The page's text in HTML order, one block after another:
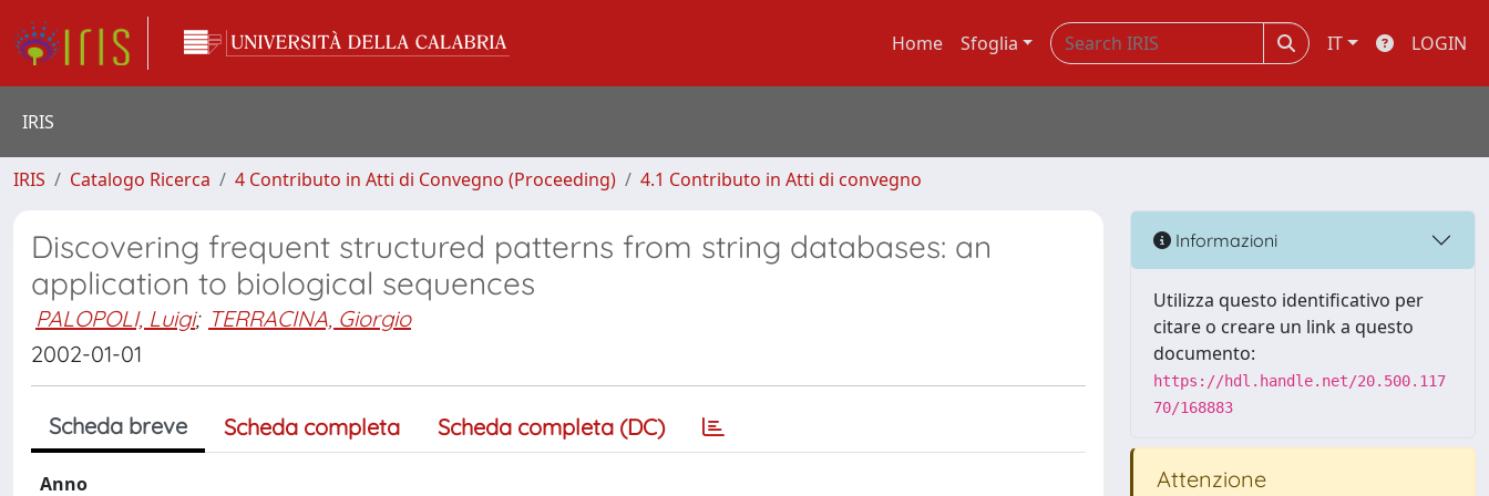
Home Sfoglia IT LOGIN
IRIS
IRIS Catalogo Ricerca 4 Contributo in Atti di Convegno (Proceeding) 4.1 Contributo in Atti di convegno
Discovering frequent structured patterns from string databases: an
application to biological sequences
PALOPOLI, Luigi; TERRACINA, Giorgio
2002-01-01
Scheda breve Scheda completa Scheda completa (DC)
Anno
Informazioni
Utilizza questo identificativo per
citare o creare un link a questo
documento:
https://hdl.handle.net/20.500.117
70/168883
Attenzione